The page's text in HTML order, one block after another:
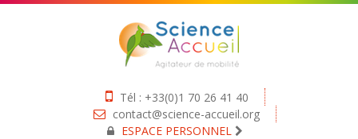
Tél : +33(0)1 70 26 41 40
contact@science-accueil.org
ESPACE PERSONNEL